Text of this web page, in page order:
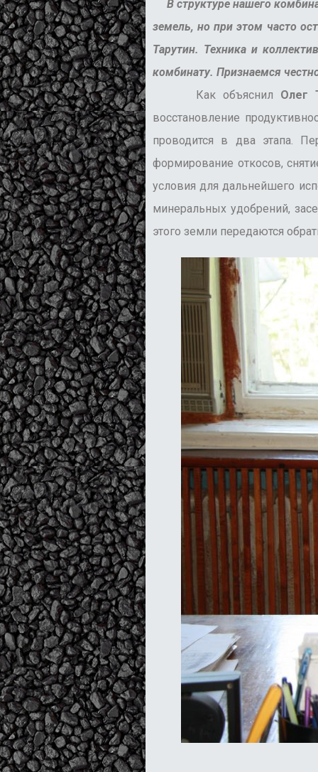
В структуре нашего
земель, но при этом часто
Тарутин. Техника и
комбинату. Признаемся
Как объяснил Олег
восстановление
проводится в два этапа.
формирование откосов,
условия для дальнейшего
минеральных удобрений,
этого земли передаются